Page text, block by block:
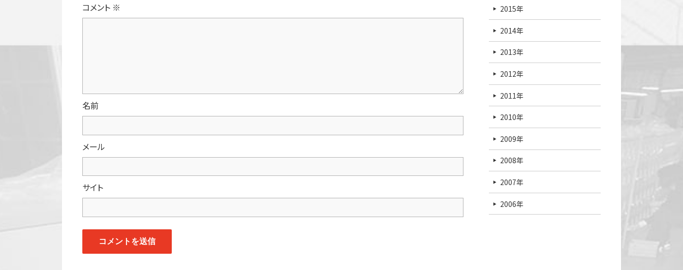
コメント ※
名前
メール
サイト
2015年
2014年
2013年
2012年
2011年
2010年
2009年
2008年
2007年
2006年